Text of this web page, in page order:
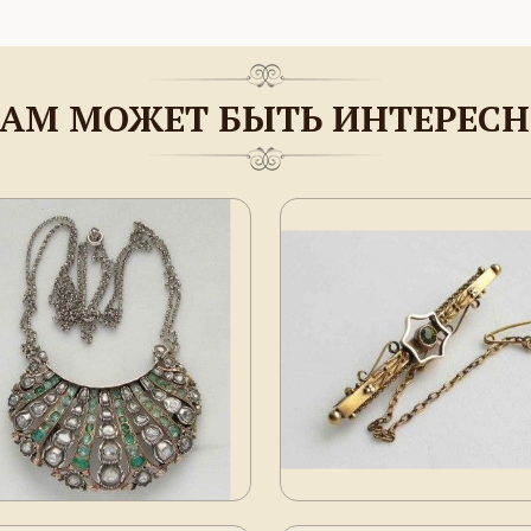
МОЖЕТ БЫТЬ